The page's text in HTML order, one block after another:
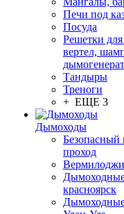
Печи под
Посуда
Решетки для
вертел,
Тандыры
Треноги
+ ЕЩЕ 3
Дымоходы
Безопасный
проход
красноярск